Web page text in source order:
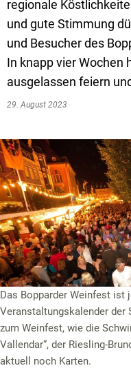
Livestream
Wahlergebnisse
Gewerbe-
Haushaltsplan
Satzungen
regionale
und gute Stimmung
und Besucher des
In knapp vier Wochen
ausgelassen feiern
29. August 2023
Das Bopparder Weinfest ist
Veranstaltungskalender der
zum Weinfest, wie die
Vallendar“, der Riesling-
aktuell noch Karten.